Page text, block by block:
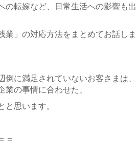
の転嫁など、日常生活への影響も出
」の対応方法をまとめてお話しま
に満足されていないお客さまは、
の事情に合わせた、
思います。
＝